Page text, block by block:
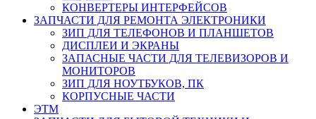
КОНВЕРТЕРЫ ИНТЕРФЕЙСОВ
ЗАПЧАСТИ ДЛЯ РЕМОНТА ЭЛЕКТРОНИКИ
ЗИП ДЛЯ ТЕЛЕФОНОВ И ПЛАНШЕТОВ
ДИСПЛЕИ И ЭКРАНЫ
ЗАПАСНЫЕ ЧАСТИ ДЛЯ ТЕЛЕВИЗОРОВ И
МОНИТОРОВ
ЗИП ДЛЯ НОУТБУКОВ, ПК
КОРПУСНЫЕ ЧАСТИ
ЭТМ